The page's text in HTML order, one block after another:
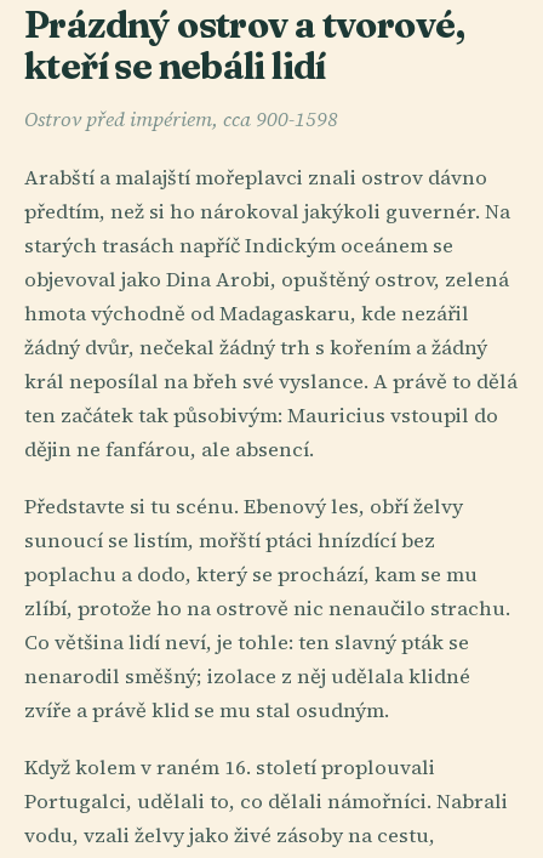
Prázdný ostrov a tvorové,
kteří se nebáli lidí
Ostrov před impériem, cca 900-1598
Arabští a malajští mořeplavci znali ostrov dávno
předtím, než si ho nárokoval jakýkoli guvernér. Na
starých trasách napříč Indickým oceánem se
objevoval jako Dina Arobi, opuštěný ostrov, zelená
hmota východně od Madagaskaru, kde nezářil
žádný dvůr, nečekal žádný trh s kořením a žádný
král neposílal na břeh své vyslance. A právě to dělá
ten začátek tak působivým: Mauricius vstoupil do
dějin ne fanfárou, ale absencí.
Představte si tu scénu. Ebenový les, obří želvy
sunoucí se listím, mořští ptáci hnízdící bez
poplachu a dodo, který se prochází, kam se mu
zlíbí, protože ho na ostrově nic nenaučilo strachu.
Co většina lidí neví, je tohle: ten slavný pták se
nenarodil směšný; izolace z něj udělala klidné
zvíře a právě klid se mu stal osudným.
Když kolem v raném 16. století proplouvali
Portugalci, udělali to, co dělali námořníci. Nabrali
vodu, vzali želvy jako živé zásoby na cestu,